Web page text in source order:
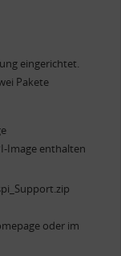
eingerichtet.
Pakete
Image enthalten
oder im